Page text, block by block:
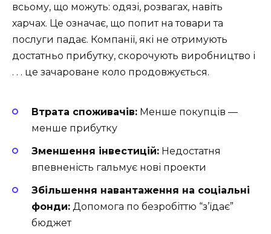
всьому, що можуть: одязі, розвагах, навіть
харчах. Це означає, що попит на товари та
послуги падає. Компанії, які не отримують
достатньо прибутку, скорочують виробництво і
. . . це зачароване коло продовжується.
Втрата споживачів: Менше покупців —
менше прибутку
Зменшення інвестицій: Недостатня
впевненість гальмує нові проекти
Збільшення навантаження на соціальні
фонди: Допомога по безробіттю “з’їдає”
бюджет